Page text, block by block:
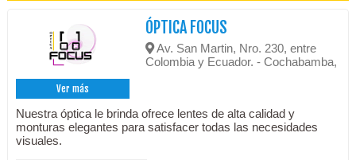
Ver más
ÓPTICA FOCUS
Av. San Martin, Nro. 230, entre
Colombia y Ecuador. - Cochabamba,
Nuestra óptica le brinda ofrece lentes de alta calidad y
monturas elegantes para satisfacer todas las necesidades
visuales.